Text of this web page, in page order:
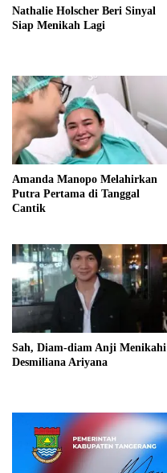
Nathalie Holscher Beri Sinyal
Siap Menikah Lagi
Amanda Manopo Melahirkan
Putra Pertama di Tanggal
Cantik
Sah, Diam-diam Anji Menikahi
Desmiliana Ariyana